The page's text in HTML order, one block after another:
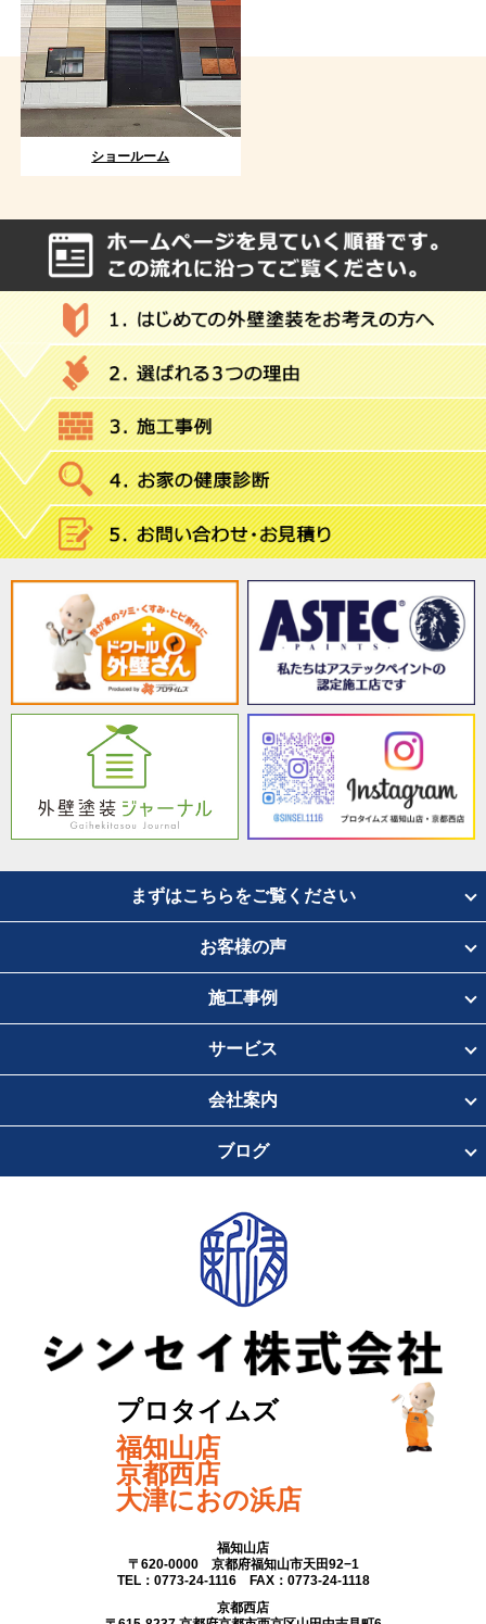
ショールーム
まずはこちらをご覧ください
お客様の声
施工事例
サービス
会社案内
ブログ
プロタイムズ
福知山店
京都西店
大津におの浜店
福知山店
〒620-0000 京都府福知山市天田92−1
TEL：0773-24-1116 FAX：0773-24-1118
京都西店